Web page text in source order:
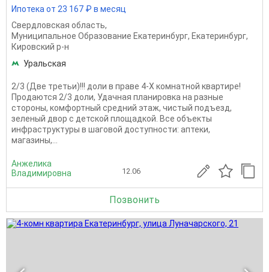
Ипотека от 23 167 ₽ в месяц
Свердловская область,
Муниципальное Образование Екатеринбург, Екатеринбург,
Кировский р-н
Уральская
2/3 (Две третьи)!!! доли в праве 4-Х комнатной квартире!
Продаются 2/3 доли, Удачная планировка на разные
стороны, комфортный средний этаж, чистый подъезд,
зеленый двор с детской площадкой. Все объекты
инфраструктуры в шаговой доступности: аптеки,
магазины,...
Анжелика
Владимировна
12.06
Позвонить